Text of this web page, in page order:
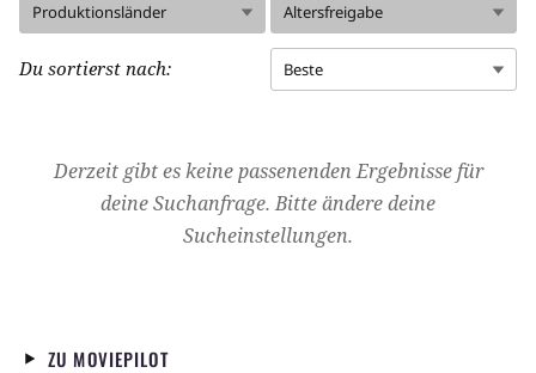
Produktionsländer Altersfreigabe
Du sortierst nach: Beste
Derzeit gibt es keine passenenden Ergebnisse für
deine Suchanfrage. Bitte ändere deine
Sucheinstellungen.
ZU MOVIEPILOT